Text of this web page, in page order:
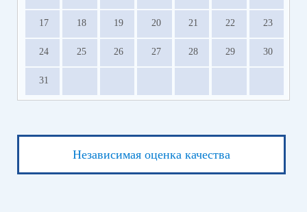
17 18 19 20 21 22 23
24 25 26 27 28 29 30
31
Независимая оценка качества